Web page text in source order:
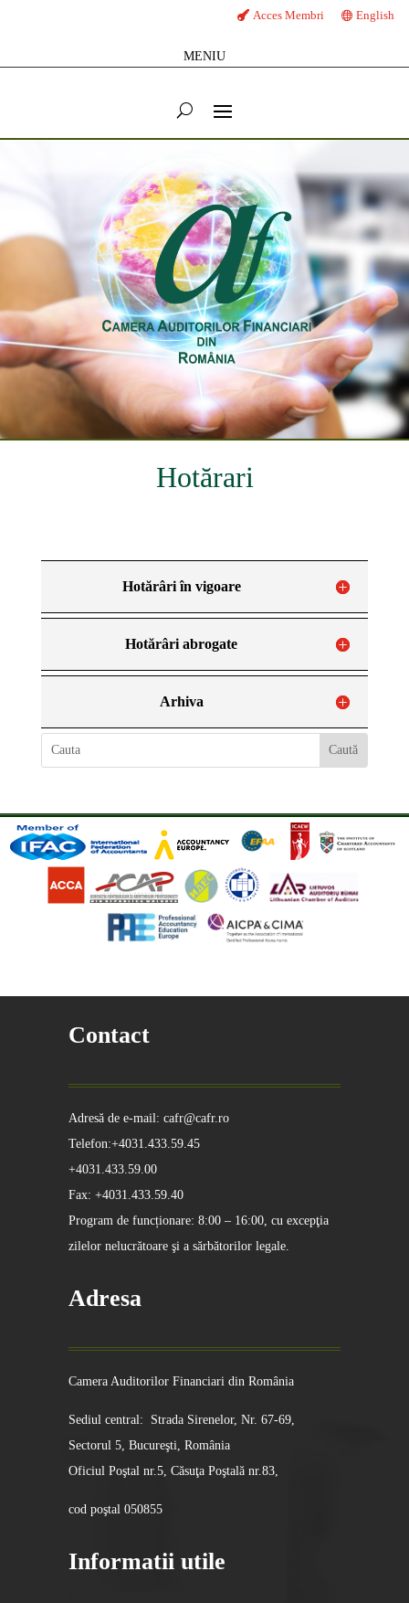
Acces Membri English
MENIU
Hotărari
Hotărâri în vigoare
Hotărâri abrogate
Arhiva
Contact
Adresă de e-mail: cafr@cafr.ro
Telefon:+4031.433.59.45
+4031.433.59.00
Fax: +4031.433.59.40
Program de funcționare: 8:00 – 16:00, cu excepţia
zilelor nelucrătoare şi a sărbătorilor legale.
Adresa
Camera Auditorilor Financiari din România
Sediul central: Strada Sirenelor, Nr. 67-69,
Sectorul 5, Bucureşti, România
Oficiul Poştal nr.5, Căsuţa Poştală nr.83,
cod poştal 050855
Informatii utile